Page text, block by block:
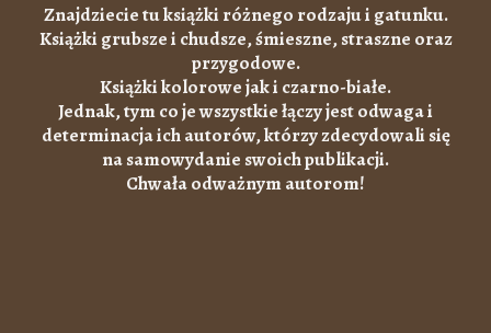
Znajdziecie tu książki różnego rodzaju i gatunku.
Książki grubsze i chudsze, śmieszne, straszne oraz
przygodowe.
Książki kolorowe jak i czarno-białe.
Jednak, tym co je wszystkie łączy jest odwaga i
determinacja ich autorów, którzy zdecydowali się
na samowydanie swoich publikacji.
Chwała odważnym autorom!